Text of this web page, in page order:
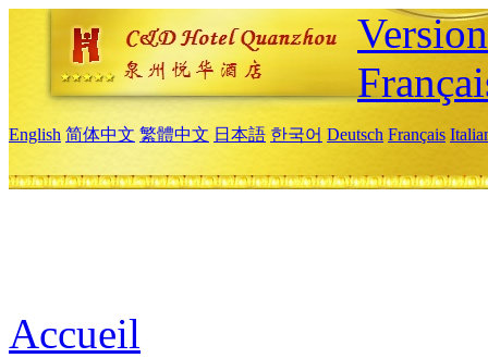
English 简体中文 繁體中文 日本語 한국어 Deutsch Français
Accueil